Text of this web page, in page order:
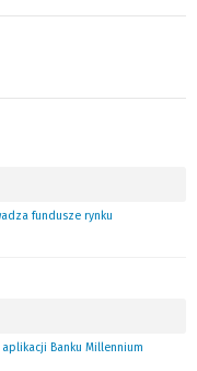
fundusze rynku
aplikacji Banku Millennium